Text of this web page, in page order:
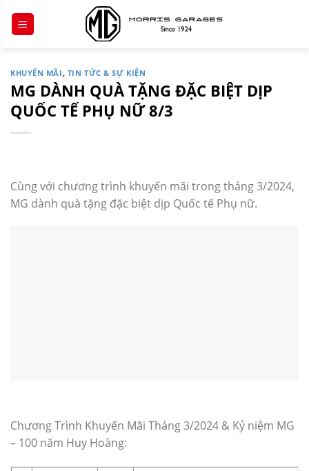
đến
KHUYẾN MÃI, TIN TỨC & SỰ KIỆN
MG DÀNH QUÀ TẶNG ĐẶC BIỆT DỊP
QUỐC TẾ PHỤ NỮ 8/3
Cùng với chương trình khuyến mãi trong tháng 3/2024,
MG dành quà tặng đặc biệt dịp Quốc tế Phụ nữ.
Chương Trình Khuyến Mãi Tháng 3/2024 & Kỷ niệm MG
– 100 năm Huy Hoàng: